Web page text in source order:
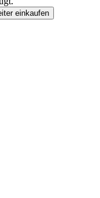
einkaufen